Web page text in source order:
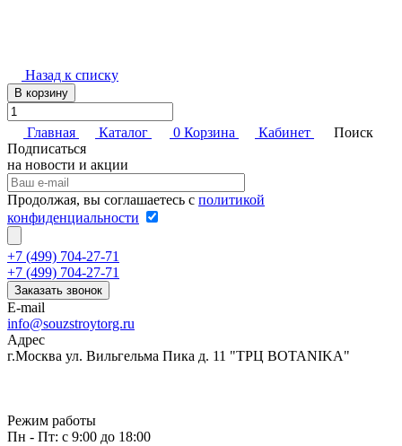
Назад к списку
В корзину
Главная Каталог 0 Корзина Кабинет
Поиск
Подписаться
на новости и акции
Продолжая, вы соглашаетесь с политикой
конфиденциальности
+7 (499) 704-27-71
+7 (499) 704-27-71
Заказать звонок
E-mail
info@souzstroytorg.ru
Адрес
г.Москва ул. Вильгельма Пика д. 11 "ТРЦ BOTANIKA"
Режим работы
Пн - Пт: с 9:00 до 18:00